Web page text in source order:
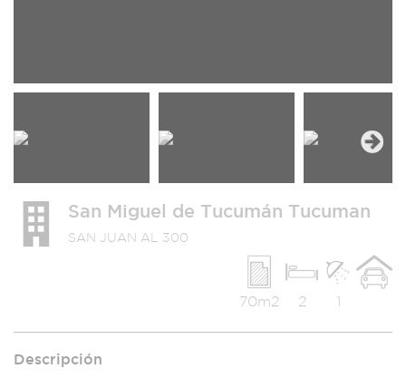
San Miguel de Tucumán Tucuman
SAN JUAN AL 300
1
2
70m2
Descripción